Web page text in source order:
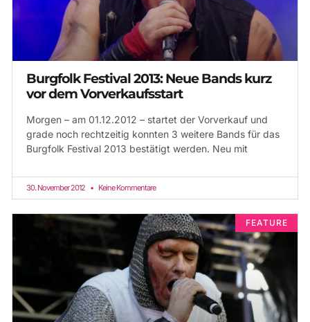
Burgfolk Festival 2013: Neue Bands kurz
vor dem Vorverkaufsstart
Morgen – am 01.12.2012 – startet der Vorverkauf und
grade noch rechtzeitig konnten 3 weitere Bands für das
Burgfolk Festival 2013 bestätigt werden. Neu mit
30. November 2012 Keine Kommentare
FEATURE